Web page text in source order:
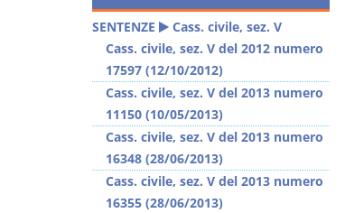
SENTENZE
Cass. civile, sez. V
Cass. civile, sez. V del 2012 numero
17597 (12/10/2012)
Cass. civile, sez. V del 2013 numero
11150 (10/05/2013)
Cass. civile, sez. V del 2013 numero
16348 (28/06/2013)
Cass. civile, sez. V del 2013 numero
16355 (28/06/2013)